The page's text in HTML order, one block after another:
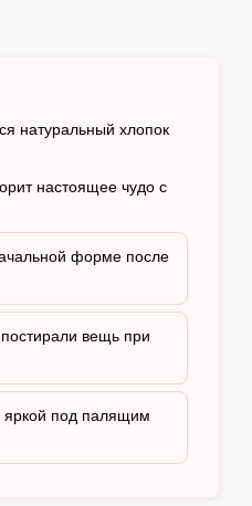
натуральный хлопок
настоящее чудо с
форме после
вещь при
яркой под палящим